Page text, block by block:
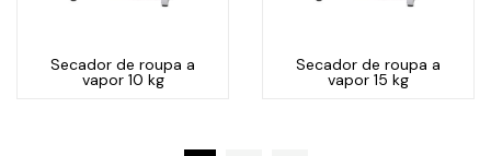
Secador de roupa a
vapor 10 kg
Secador de roupa a
vapor 15 kg